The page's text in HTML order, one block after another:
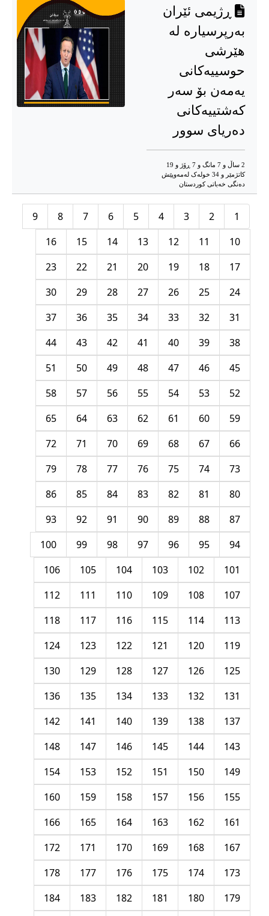
ڕژیمی ئێران
بەرپرسیارە لە
هێرشی
حوسییەكانی
یەمەن بۆ سەر
كەشتییەكانی
دەریای سوور
2 ساڵ و 7 مانگ و 7 ڕۆژ و 19
کاتژمێر و 34 خوله‌ک له‌مه‌وپێش‌
دەنگی خەباتی کوردستان
1
2
3
4
5
6
7
8
9
10
11
12
13
14
15
16
17
18
19
20
21
22
23
24
25
26
27
28
29
30
31
32
33
34
35
36
37
38
39
40
41
42
43
44
45
46
47
48
49
50
51
52
53
54
55
56
57
58
59
60
61
62
63
64
65
66
67
68
69
70
71
72
73
74
75
76
77
78
79
80
81
82
83
84
85
86
87
88
89
90
91
92
93
94
95
96
97
98
99
100
101
102
103
104
105
106
107
108
109
110
111
112
113
114
115
116
117
118
119
120
121
122
123
124
125
126
127
128
129
130
131
132
133
134
135
136
137
138
139
140
141
142
143
144
145
146
147
148
149
150
151
152
153
154
155
156
157
158
159
160
161
162
163
164
165
166
167
168
169
170
171
172
173
174
175
176
177
178
179
180
181
182
183
184